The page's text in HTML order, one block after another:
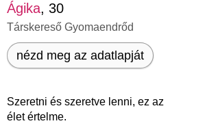
Ágika, 30
Társkereső Gyomaendrőd
nézd meg az adatlapját
Szeretni és szeretve lenni, ez az
élet értelme.